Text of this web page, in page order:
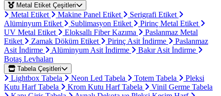
Metal Etiket Çeşitleri
Metal Etiket Makine Panel Etiket
Serigrafi Etiket
Alüminyum Etiket
Sublimasyon Etiket
Pirinç Metal Etiket
UV Metal Etiket
Eloksallı Fiber Kazıma
Paslanmaz Metal
Etiket
Zamak Döküm Etiket Pirinç Asit İndirme
Paslanmaz
Asit İndirme
Alüminyum Asit İndirme
Bakır Asit İndirme
Botaş Levhaları
Tabela Çeşitleri
Lightbox Tabela Neon Led Tabela Totem Tabela
Pleksi
Kutu Harf Tabela
Krom Kutu Harf Tabela
Vinil Germe Tabela